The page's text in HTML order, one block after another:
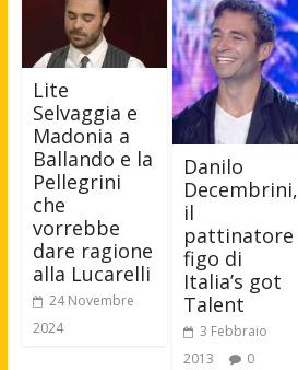
Lite
Selvaggia e
Madonia a
Ballando e la
Pellegrini
che
vorrebbe
dare ragione
alla Lucarelli
24 Novembre
2024
Danilo
Decembrini,
il
pattinatore
figo di
Italia’s got
Talent
3 Febbraio
2013
0